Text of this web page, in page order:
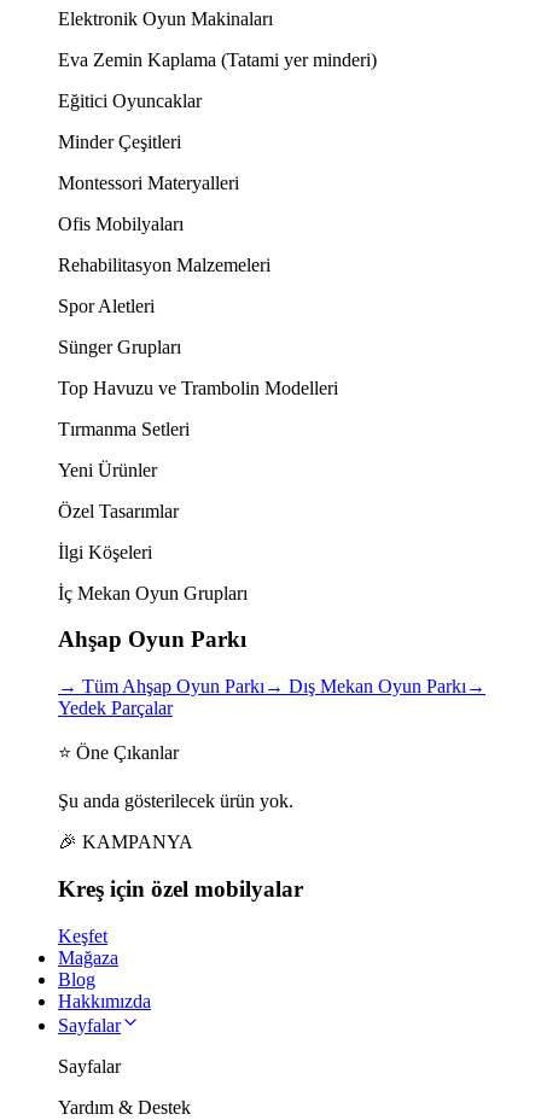
Elektronik Oyun Makinaları
Eva Zemin Kaplama (Tatami yer minderi)
Eğitici Oyuncaklar
Minder Çeşitleri
Montessori Materyalleri
Ofis Mobilyaları
Rehabilitasyon Malzemeleri
Spor Aletleri
Sünger Grupları
Top Havuzu ve Trambolin Modelleri
Tırmanma Setleri
Yeni Ürünler
Özel Tasarımlar
İlgi Köşeleri
İç Mekan Oyun Grupları
Ahşap Oyun Parkı
→ Tüm Ahşap Oyun Parkı → Dış Mekan Oyun Parkı →
Yedek Parçalar
⭐ Öne Çıkanlar
Şu anda gösterilecek ürün yok.
🎉 KAMPANYA
Kreş için özel mobilyalar
Keşfet
Mağaza
Blog
Hakkımızda
Sayfalar
Sayfalar
Yardım & Destek